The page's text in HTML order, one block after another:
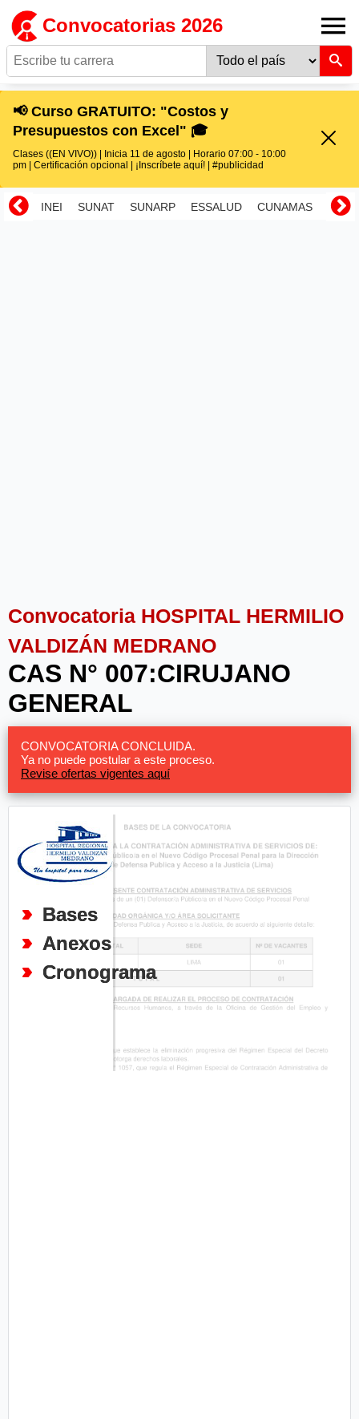
Convocatorias 2026
📢 Curso GRATUITO: "Costos y
Presupuestos con Excel" 🎓
Clases ((EN VIVO)) | Inicia 11 de agosto | Horario 07:00 - 10:00
pm | Certificación opcional | ¡Inscríbete aquí! | #publicidad
INEI SUNAT SUNARP ESSALUD CUNAMAS
Convocatoria HOSPITAL HERMILIO
VALDIZÁN MEDRANO
CAS N° 007:CIRUJANO
GENERAL
CONVOCATORIA CONCLUIDA.
Ya no puede postular a este proceso.
Revise ofertas vigentes aquí
Bases
Anexos
Cronograma